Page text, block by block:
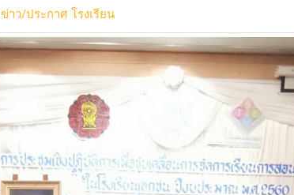
ข่าว/ประกาศ โรงเรียน